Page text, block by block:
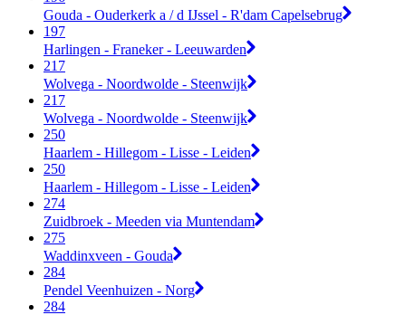
Gouda - Ouderkerk a / d IJssel - R'dam Capelsebrug
197
Harlingen - Franeker - Leeuwarden
217
Wolvega - Noordwolde - Steenwijk
217
Wolvega - Noordwolde - Steenwijk
250
Haarlem - Hillegom - Lisse - Leiden
250
Haarlem - Hillegom - Lisse - Leiden
274
Zuidbroek - Meeden via Muntendam
275
Waddinxveen - Gouda
284
Pendel Veenhuizen - Norg
284